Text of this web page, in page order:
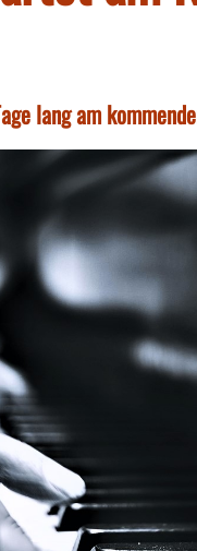
lang am